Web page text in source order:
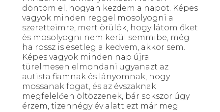
döntöm el, hogyan kezdem a napot. Képes
vagyok minden reggel mosolyogni a
szeretteimre, mert örülök, hogy látom őket
és mosolyogni nem kerül semmibe, még
ha rossz is esetleg a kedvem, akkor sem.
Képes vagyok minden nap újra
türelmesen elmondani ugyanazt az
autista fiamnak és lányomnak, hogy
mossanak fogat, és az évszaknak
megfelelően öltözzenek, bár sokszor úgy
érzem, tizennégy év alatt ezt már meg